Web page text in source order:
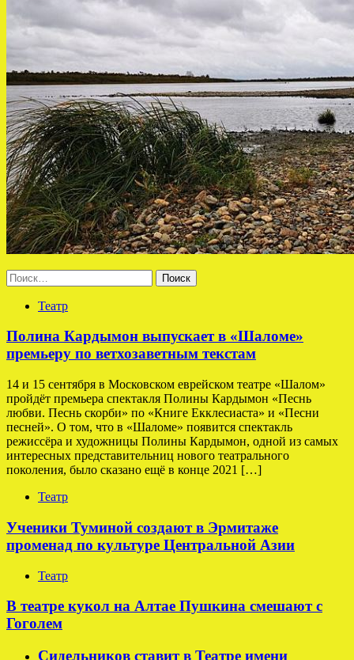
Найти:
Театр
Полина Кардымон выпускает в «Шаломе»
премьеру по ветхозаветным текстам
14 и 15 сентября в Московском еврейском театре «Шалом»
пройдёт премьера спектакля Полины Кардымон «Песнь
любви. Песнь скорби» по «Книге Екклесиаста» и «Песни
песней». О том, что в «Шаломе» появится спектакль
режиссёра и художницы Полины Кардымон, одной из самых
интересных представительниц нового театрального
поколения, было сказано ещё в конце 2021 […]
Театр
Ученики Туминой создают в Эрмитаже
променад по культуре Центральной Азии
Театр
В театре кукол на Алтае Пушкина смешают с
Гоголем
Сидельников ставит в Театре имени